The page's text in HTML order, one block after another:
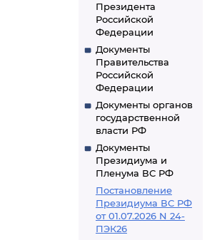
Президента
Российской
Федерации
Документы
Правительства
Российской
Федерации
Документы органов
государственной
власти РФ
Документы
Президиума и
Пленума ВС РФ
Постановление
Президиума ВС РФ
от 01.07.2026 N 24-
ПЭК26